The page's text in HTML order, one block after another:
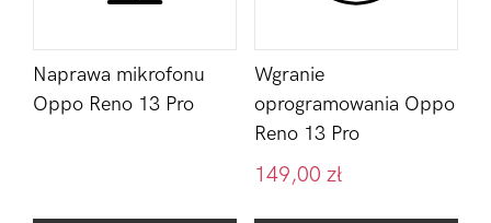
Naprawa mikrofonu
Oppo Reno 13 Pro
Wgranie
oprogramowania Oppo
Reno 13 Pro
149,00 zł